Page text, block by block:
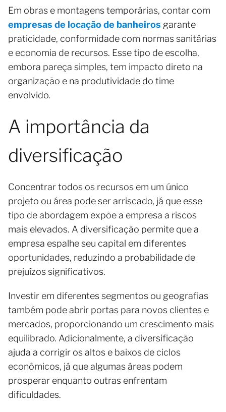
Em obras e montagens temporárias, contar com
empresas de locação de banheiros garante
praticidade, conformidade com normas sanitárias
e economia de recursos. Esse tipo de escolha,
embora pareça simples, tem impacto direto na
organização e na produtividade do time
envolvido.
A importância da
diversificação
Concentrar todos os recursos em um único
projeto ou área pode ser arriscado, já que esse
tipo de abordagem expõe a empresa a riscos
mais elevados. A diversificação permite que a
empresa espalhe seu capital em diferentes
oportunidades, reduzindo a probabilidade de
prejuízos significativos.
Investir em diferentes segmentos ou geografias
também pode abrir portas para novos clientes e
mercados, proporcionando um crescimento mais
equilibrado. Adicionalmente, a diversificação
ajuda a corrigir os altos e baixos de ciclos
econômicos, já que algumas áreas podem
prosperar enquanto outras enfrentam
dificuldades.